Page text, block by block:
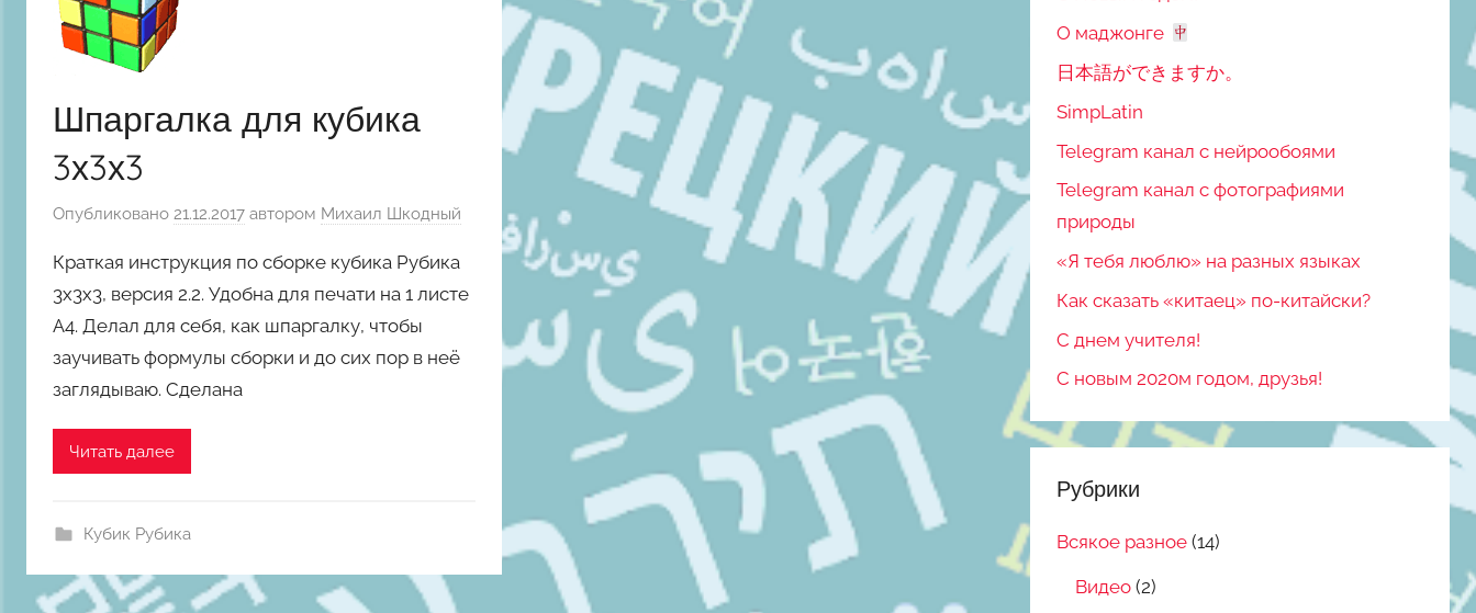
Шпаргалка для кубика
3х3х3
Опубликовано 21.12.2017 автором Михаил Шкодный
Краткая инструкция по сборке кубика Рубика
3х3х3, версия 2.2. Удобна для печати на 1 листе
А4. Делал для себя, как шпаргалку, чтобы
заучивать формулы сборки и до сих пор в неё
заглядываю. Сделана
Читать далее
Кубик Рубика
О маджонге
日本語ができますか。
SimpLatin
Telegram канал с нейрообоями
Telegram канал с фотографиями
природы
«Я тебя люблю» на разных языках
Как сказать «китаец» по-китайски?
С днем учителя!
С новым 2020м годом, друзья!
Рубрики
Всякое разное (14)
Видео (2)